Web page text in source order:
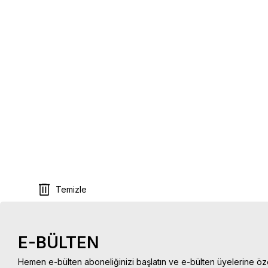
Temizle
E-BÜLTEN
Hemen e-bülten aboneliğinizi başlatın ve e-bülten üyelerine